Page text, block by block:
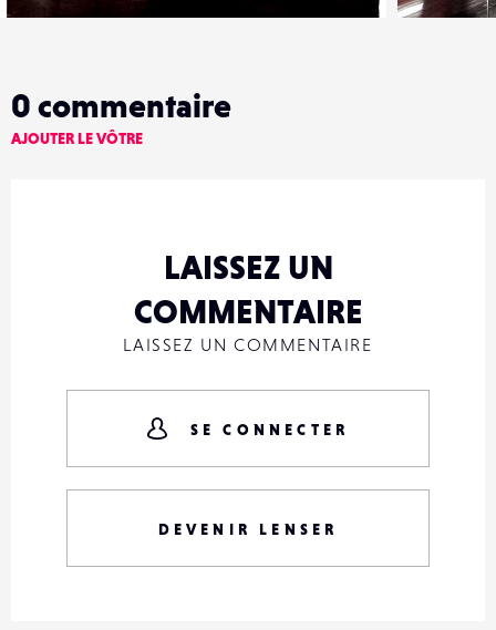
0 commentaire
AJOUTER LE VÔTRE
LAISSEZ UN
COMMENTAIRE
LAISSEZ UN COMMENTAIRE
SE CONNECTER
DEVENIR LENSER